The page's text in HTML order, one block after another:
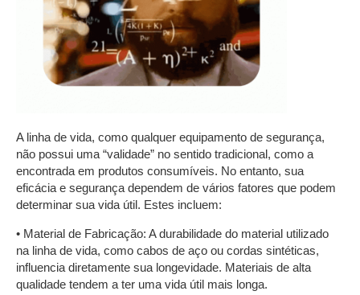
A linha de vida, como qualquer equipamento de segurança,
não possui uma “validade” no sentido tradicional, como a
encontrada em produtos consumíveis. No entanto, sua
eficácia e segurança dependem de vários fatores que podem
determinar sua vida útil. Estes incluem:
• Material de Fabricação: A durabilidade do material utilizado
na linha de vida, como cabos de aço ou cordas sintéticas,
influencia diretamente sua longevidade. Materiais de alta
qualidade tendem a ter uma vida útil mais longa.